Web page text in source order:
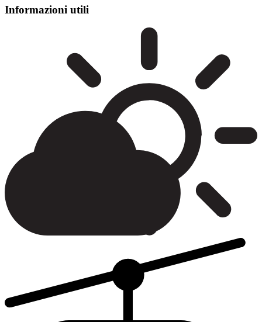
Informazioni utili